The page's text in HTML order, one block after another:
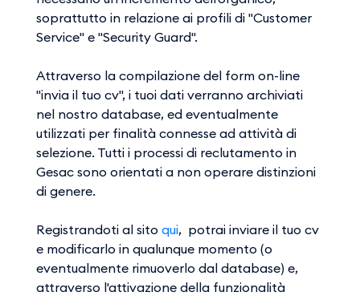
soprattutto in relazione ai profili di "Customer
Service" e "Security Guard".
Attraverso la compilazione del form on-line
"invia il tuo cv", i tuoi dati verranno archiviati
nel nostro database, ed eventualmente
utilizzati per finalità connesse ad attività di
selezione. Tutti i processi di reclutamento in
Gesac sono orientati a non operare distinzioni
di genere.
Registrandoti al sito qui, potrai inviare il tuo cv
e modificarlo in qualunque momento (o
eventualmente rimuoverlo dal database) e,
attraverso l'attivazione della funzionalità